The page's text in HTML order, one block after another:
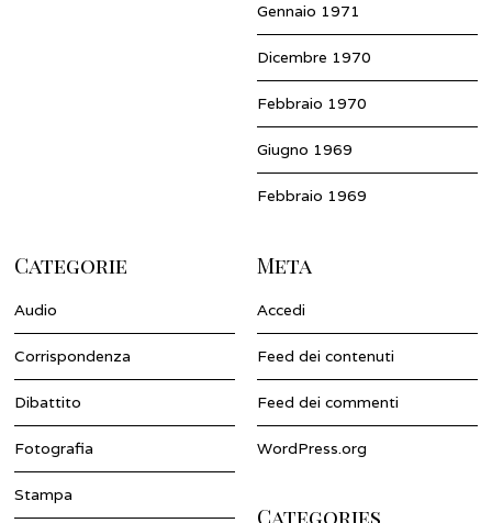
Gennaio 1971
Dicembre 1970
Febbraio 1970
Giugno 1969
Febbraio 1969
Categorie
Audio
Corrispondenza
Dibattito
Fotografia
Stampa
Meta
Accedi
Feed dei contenuti
Feed dei commenti
WordPress.org
Categories